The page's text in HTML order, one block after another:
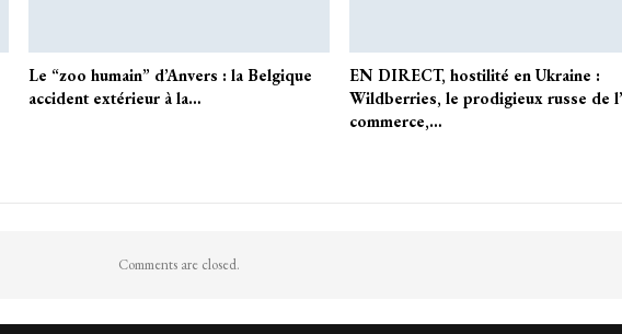
Le “zoo humain” d’Anvers : la Belgique
accident extérieur à la…
EN DIRECT, hostilité en Ukraine :
Wildberries, le prodigieux russe de
commerce,…
Comments are closed.